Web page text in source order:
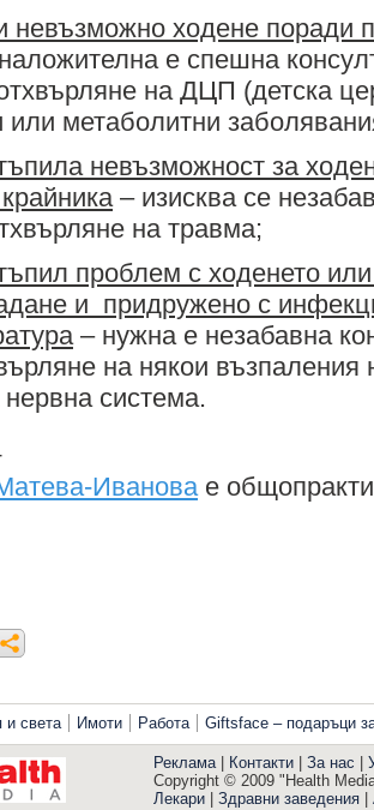
невъзможно ходене поради
е спешна
на ДЦП (детска
или метаболитни
невъзможност за
– изисква се
на травма;
проблем с ходенето
и придружено с
– нужна е незабавна
на някои
система.
Ивановае
и света Имоти Работа Giftsface – подаръци
Реклама| Контакти За нас
Copyright © 2009 "Health
Лекари
Здравни заведения